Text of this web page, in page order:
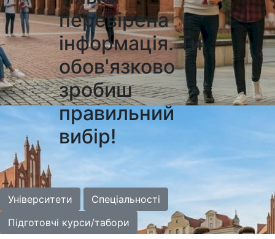
перевірена
інформація. Ти
обов'язково
зробиш
правильний
вибір!
Університети
Спеціальності
Підготовчі курси/табори